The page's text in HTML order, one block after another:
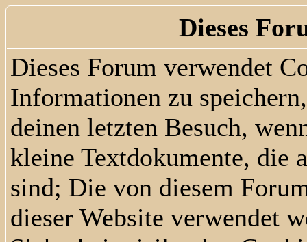
Dieses
Dieses Forum verwendet
Informationen zu
deinen letzten Besuch,
kleine Textdokumente, die
sind; Die von diesem
dieser Website verwendet